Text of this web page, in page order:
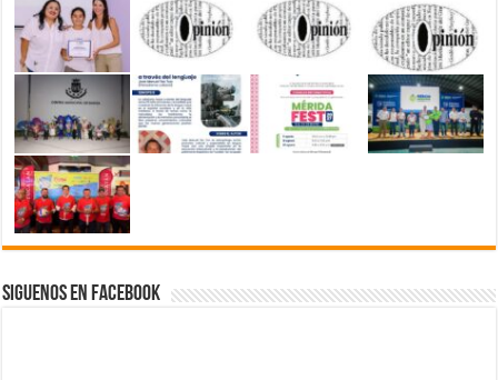
Siguenos en Facebook